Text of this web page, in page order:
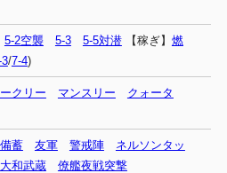
5-2空襲 5-3 5-5対潜【稼ぎ】 燃
/7-4)
クリー マンスリー
クォータ
備蓄 友軍 警戒陣
ネルソンタッ
大和武蔵 僚艦夜戦突撃